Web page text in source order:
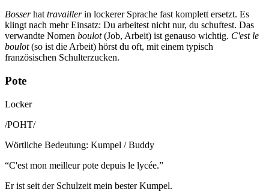
Bosserhat travaillerin lockerer Sprache fast komplett ersetzt. Es
klingt nach mehr Einsatz: Du arbeitest nicht nur, du schuftest. Das
verwandte Nomen boulot(Job, Arbeit) ist genauso wichtig. C'est le
boulot(so ist die Arbeit) hörst du oft, mit einem typisch
französischen Schulterzucken.
Pote
Locker
/POHT/
Wörtliche Bedeutung: Kumpel / Buddy
“C'est mon meilleur pote depuis le lycée.”
Er ist seit der Schulzeit mein bester Kumpel.